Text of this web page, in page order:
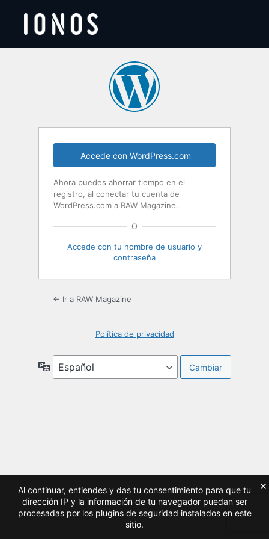
Accede con WordPress.com
Ahora puedes ahorrar tiempo en el
registro, al conectar tu cuenta de
WordPress.com a RAW Magazine.
O
Accede con tu nombre de usuario y
contraseña
← Ir a RAW Magazine
Política de privacidad
Idioma
Al continuar, entiendes y das tu consentimiento para que tu
dirección IP y la información de tu navegador puedan ser
procesadas por los plugins de seguridad instalados en este
sitio.
×